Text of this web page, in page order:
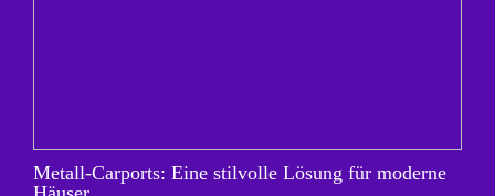
Metall-Carports: Eine stilvolle Lösung für moderne